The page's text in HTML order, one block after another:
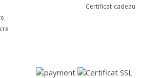
Certificat-cadeau